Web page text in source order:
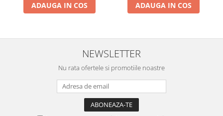
ADAUGA IN COS ADAUGA IN COS
NEWSLETTER
Nu rata ofertele si promotiile noastre